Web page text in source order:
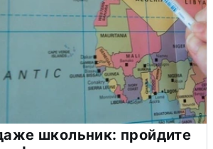
школьник: пройдите